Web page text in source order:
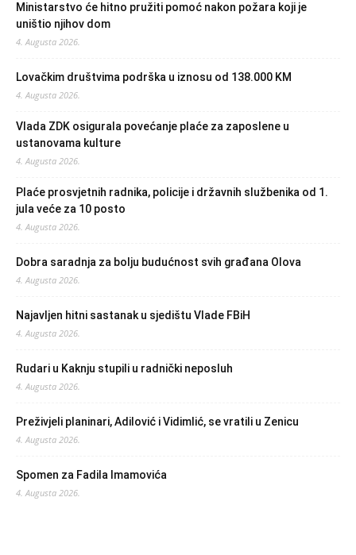
Ministarstvo će hitno pružiti pomoć nakon požara koji je
uništio njihov dom
4. Augusta 2026.
Lovačkim društvima podrška u iznosu od 138.000 KM
4. Augusta 2026.
Vlada ZDK osigurala povećanje plaće za zaposlene u
ustanovama kulture
4. Augusta 2026.
Plaće prosvjetnih radnika, policije i državnih službenika od 1.
jula veće za 10 posto
4. Augusta 2026.
Dobra saradnja za bolju budućnost svih građana Olova
4. Augusta 2026.
Najavljen hitni sastanak u sjedištu Vlade FBiH
4. Augusta 2026.
Rudari u Kaknju stupili u radnički neposluh
4. Augusta 2026.
Preživjeli planinari, Adilović i Vidimlić, se vratili u Zenicu
4. Augusta 2026.
Spomen za Fadila Imamovića
4. Augusta 2026.